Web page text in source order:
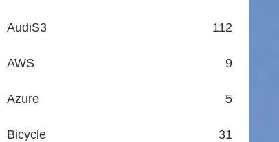
AudiS3 112
AWS 9
Azure 5
Bicycle 31